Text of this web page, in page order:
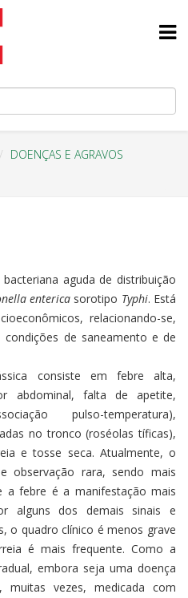
DOENÇAS E AGRAVOS
aguda de distribuição
entericasorotipo Typhi. Está
relacionando-se,
condições de saneamento e de
consiste em febre alta,
abdominal, falta de apetite,
pulso-temperatura),
no tronco (roséolas tíficas),
e tosse seca. Atualmente, o
observação rara, sendo mais
a febre é a manifestação mais
alguns dos demais sinais e
o quadro clínico é menos grave
é mais frequente. Como a
embora seja uma doença
vezes, medicada com